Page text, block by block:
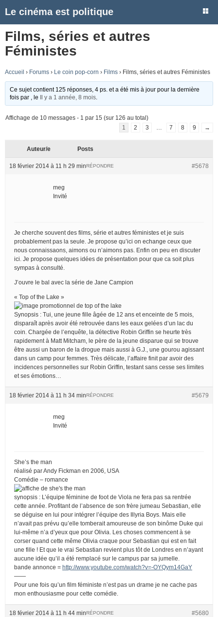
Le cinéma est politique
Films, séries et autres
Féministes
Accueil › Forums › Le coin pop-corn › Films › Films, séries et autres Féministes
Ce sujet contient 125 réponses, 4 ps. et a été mis à jour pour la dernière
fois par
, le Il y a 1 année, 8 mois
Affichage de 10 messages - 1 par 15 (sur 126 au total)
1
2 3 7 8 9 →
Auteur/e Posts
18 février 2014 à 11 h 29 min #5678
RÉPONDRE
meg
Invité
Je cherche souvent des films, série et autres féministes et je suis
probablement pas la seule. Je propose qu’ici on echange ceux que
nous connaissaons, aimons ou n’aimons pas. Enfin on peu en discuter
ici. Je propose quelques idées de présentation pour que ca soit plus
sympas à consulté.
J’ouvre le bal avec la série de Jane Campion
« Top of the Lake »
Synopsis : Tui, une jeune fille âgée de 12 ans et enceinte de 5 mois,
disparaît après avoir été retrouvée dans les eaux gelées d’un lac du
coin. Chargée de l’enquête, la détective Robin Griffin se heurte très
rapidement à Matt Mitcham, le père de la jeune disparue qui se trouve
être aussi un baron de la drogue mais aussi à G.J., une gourou agissant
dans un camp pour femmes. Très délicate, l’affaire finit par avoir des
incidences personnelles sur Robin Griffin, testant sans cesse ses limites
et ses émotions…
18 février 2014 à 11 h 34 min #5679
RÉPONDRE
meg
Invité
She’s the man
réalisé par Andy Fickman en 2006, USA
Comédie – romance
synopsis : L’équipe féminine de foot de Viola ne fera pas sa rentrée
cette année. Profitant de l’absence de son frère jumeau Sebastian, elle
se déguise en lui pour intégrer l’équipe des Illyria Boys. Mais elle
n’avait pas prévu qu’elle tomberait amoureuse de son binôme Duke qui
lui-même n’a d’yeux que pour Olivia. Les choses commencent à se
corser quand cette même Olivia craque pour Sebastian qui est en fait
une fille ! Et que le vrai Sebastian revient plus tôt de Londres en n’ayant
aucune idée qu’il a été remplacé sur le campus par sa jumelle.
bande annonce = http://www.youtube.com/watch?v=-OYQym14GaY
——
Pour une fois qu’un film féministe n’est pas un drame je ne cache pas
mon enthousiasme pour cette comédie.
18 février 2014 à 11 h 44 min #5680
RÉPONDRE